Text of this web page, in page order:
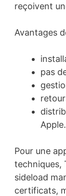
reçoivent
Avantages
pas
Apple.
Pour une
techniques,
sideload
certificats,